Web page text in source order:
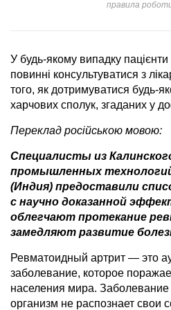
правила
У будь-якому випадку
повинні консультуватися з
того, як дотримуватися будь-
харчових сполук, згаданих у
Переклад російською мовою:
Специалисты из
промышленных
(Индия) предоставили
с научно доказанной
облегчают протекание
замедляют развитие
Ревматоидный артрит — это
заболевание, которое
населения мира. Заболевание
организм не распознает свои